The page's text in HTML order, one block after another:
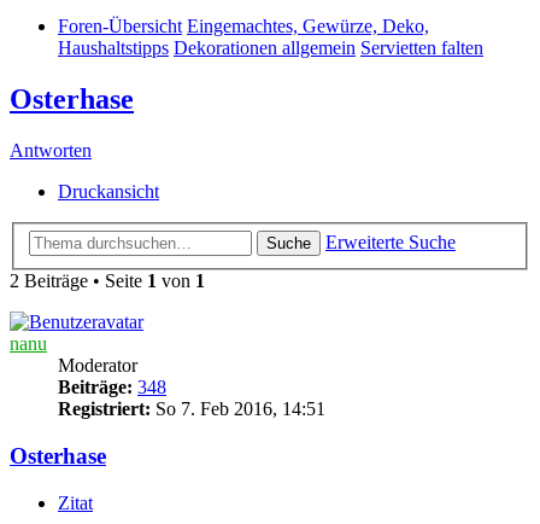
Foren-Übersicht Eingemachtes, Gewürze, Deko,
Haushaltstipps Dekorationen allgemein Servietten falten
Osterhase
Antworten
Druckansicht
Suche
Erweiterte Suche
2 Beiträge • Seite 1 von 1
nanu
Moderator
Beiträge: 348
Registriert: So 7. Feb 2016, 14:51
Osterhase
Zitat